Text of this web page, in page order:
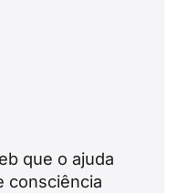
que o ajuda
consciência